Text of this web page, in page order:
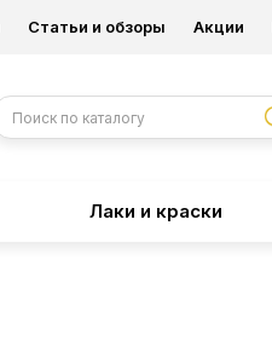
Статьи и обзоры Акции
Лаки и краски